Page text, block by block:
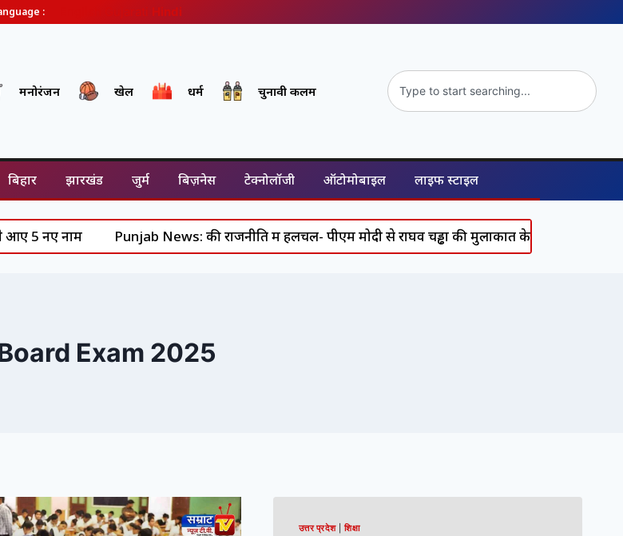
: Hindi
मनोरंजन खेल धर्म चुनावी कलम
बिहार झारखंड जुर्म बिज़नेस टेक्नोलॉजी ऑटोमोबाइल लाइफ स्टाइल
नए नाम Punjab News: की राजनीति में हलचल- पीएम मोदी से राघव चड्ढा की मुलाकात के क्या हैं सियासी मायने?
Exam 2025
उत्तर प्रदेश|शिक्षा